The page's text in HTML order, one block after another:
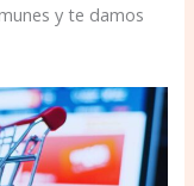
y te damos